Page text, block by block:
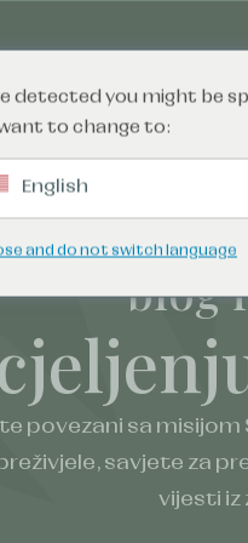
blog
povezani sa misijom
savjete za
vijesti iz
detected you might be
to change to:
English
and do not switch language